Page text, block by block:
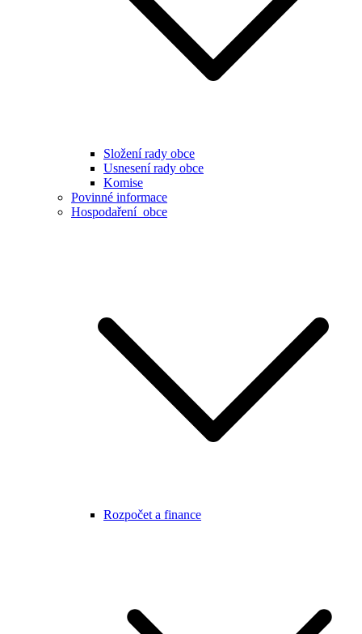
Složení rady obce
Usnesení rady obce
Komise
Povinné informace
Hospodaření obce
Rozpočet a finance